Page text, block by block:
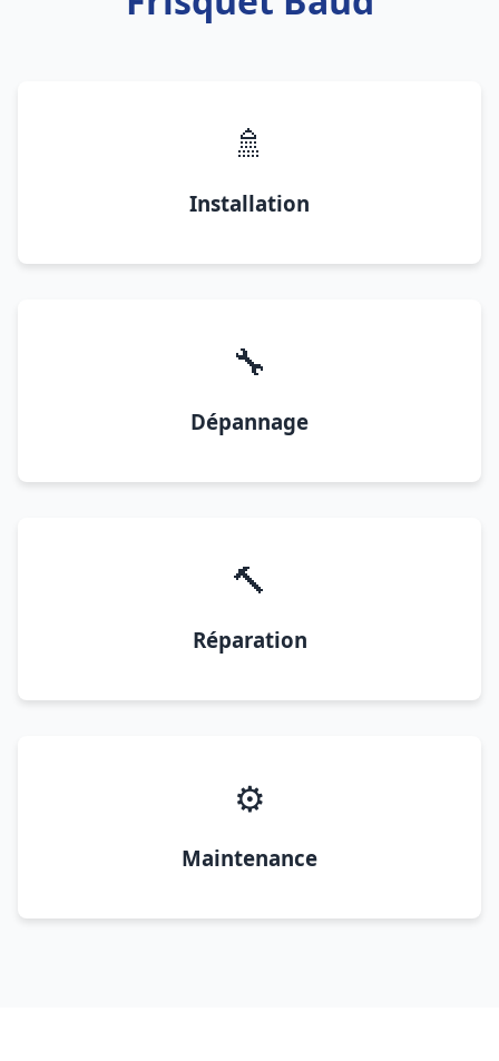
🚿
Installation
🔧
Dépannage
🔨
Réparation
⚙️
Maintenance